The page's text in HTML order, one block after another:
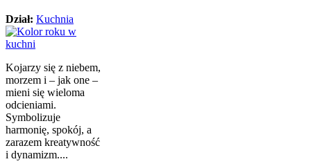
Dział: Kuchnia
Kojarzy się z niebem,
morzem i – jak one –
mieni się wieloma
odcieniami.
Symbolizuje
harmonię, spokój, a
zarazem kreatywność
i dynamizm....